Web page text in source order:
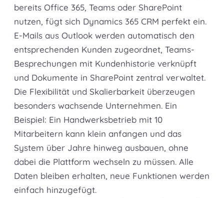
bereits Office 365, Teams oder SharePoint
nutzen, fügt sich Dynamics 365 CRM perfekt ein.
E-Mails aus Outlook werden automatisch den
entsprechenden Kunden zugeordnet, Teams-
Besprechungen mit Kundenhistorie verknüpft
und Dokumente in SharePoint zentral verwaltet.
Die Flexibilität und Skalierbarkeit überzeugen
besonders wachsende Unternehmen. Ein
Beispiel: Ein Handwerksbetrieb mit 10
Mitarbeitern kann klein anfangen und das
System über Jahre hinweg ausbauen, ohne
dabei die Plattform wechseln zu müssen. Alle
Daten bleiben erhalten, neue Funktionen werden
einfach hinzugefügt.